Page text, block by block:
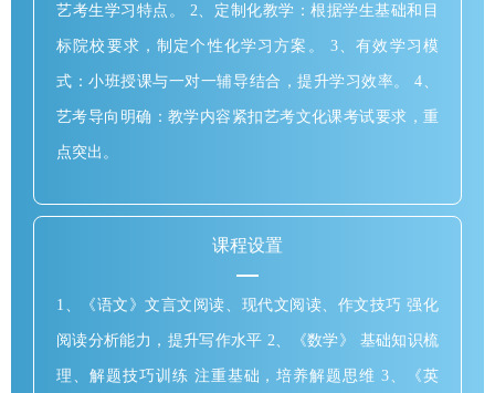
艺考生学习特点。 2、定制化教学：根据学生基础和目
标院校要求，制定个性化学习方案。 3、有效学习模
式：小班授课与一对一辅导结合，提升学习效率。 4、
艺考导向明确：教学内容紧扣艺考文化课考试要求，重
点突出。
课程设置
1、《语文》文言文阅读、现代文阅读、作文技巧 强化
阅读分析能力，提升写作水平 2、《数学》 基础知识梳
理、解题技巧训练 注重基础，培养解题思维 3、《英